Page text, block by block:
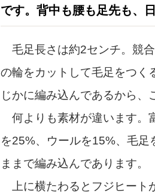
です。背中も腰も足先も、
毛足長さは約2センチ。競
の輪をカットして毛足をつく
じかに編み込んであるから、
何よりも素材が違います。
を25%、ウールを15%、毛
ままで編み込んであります。
上に横たわるとフジヒート